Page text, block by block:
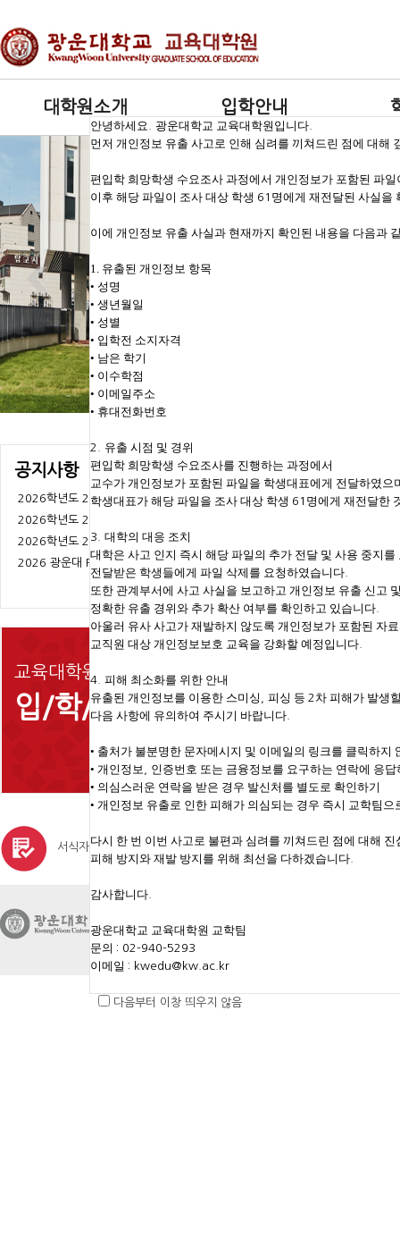
대학원소개 입학안내
공지사항
2026학년도 2학기 “평생교육실습” 오리엔테이션
2026학년도 2학기 휴/복학 안내
2026학년도 2학기 장학금(학비감면) 및 학업장려금 신청 안내
2026 광운대 RISE사업단 가족지원촉진자(발달장애인 자조모임 조력자) 양성
과정 참여자 모집 홍보
교육대학원
입/학/안/내 광운대심리
서식자료실 | 중앙도서관 |
안녕하세요 광운대학교 교육대학원입니다
먼저 개인정보 유출 사고로 인해 심려를 끼쳐드린 점에 대해
편입학 희망학생 수요조사 과정에서 개인정보가 포함된 파
이후 해당 파일이 조사 대상 학생 61 명에게 재전달된 사실을
이에 개인정보 유출 사실과 현재까지 확인된 내용을 다음과
1. 유출된 개인정보 항목
• 성명
• 생년월일
• 성별
• 입학전 소지자격
• 남은 학기
• 이수학점
• 이메일주소
• 휴대전화번호
2. 유출 시점 및 경위
편입학 희망학생 수요조사를 진행하는 과정에서
교수가 개인정보가 포함된 파일을 학생대표에게 전달하였으
학생대표가 해당 파일을 조사 대상 학생 61 명에게 재전달한
3. 대학의 대응 조치
대학은 사고 인지 즉시 해당 파일의 추가 전달 및 사용 중지를
전달받은 학생들에게 파일 삭제를 요청하였습니다
또한 관계부서에 사고 사실을 보고하고 개인정보 유출 신고
정확한 유출 경위와 추가 확산 여부를 확인하고 있습니다
아울러 유사 사고가 재발하지 않도록 개인정보가 포함된 자
교직원 대상 개인정보보호 교육을 강화할 예정입니다
4. 피해 최소화를 위한 안내
유출된 개인정보를 이용한 스미싱
피싱 등 2 차 피해가 발생
다음 사항에 유의하여 주시기 바랍니다
• 출처가 불분명한 문자메시지 및 이메일의 링크를 클릭하지
• 개인정보
인증번호 또는 금융정보를 요구하는 연락에 응답
• 의심스러운 연락을 받은 경우 발신처를 별도로 확인하기
• 개인정보 유출로 인한 피해가 의심되는 경우 즉시 교학팀으
다시 한 번 이번 사고로 불편과 심려를 끼쳐드린 점에 대해
피해 방지와 재발 방지를 위해 최선을 다하겠습니다
감사합니다
광운대학교 교육대학원 교학팀
문의 : 02-940-5293
이메일 : kwedu@kw.ac.kr
다음부터 이창 띄우지 않음
서울 노원구 광운로 20 광운대학교 한
COPYRIGHT